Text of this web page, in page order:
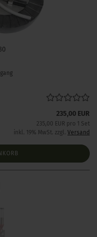
235,00 EUR
235,00 EUR pro 1 Set
inkl. 19% MwSt. zzgl. Versand